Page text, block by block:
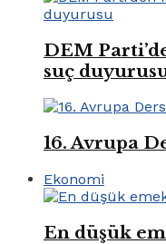
DEM
suç
16. Avrupa
Ekonomi
En düşük